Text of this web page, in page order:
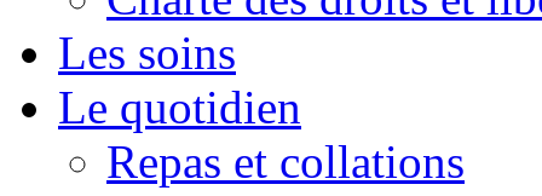
Les soins
Le quotidien
Repas et collations